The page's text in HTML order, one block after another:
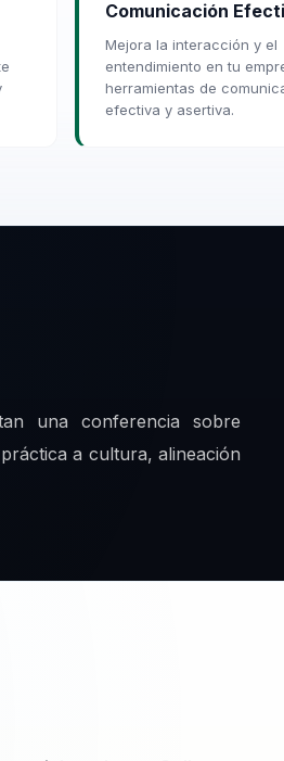
Comunicación
Mejora la interacción y el
entendimiento en tu
herramientas de
efectiva y asertiva.
una conferencia sobre
a cultura, alineación